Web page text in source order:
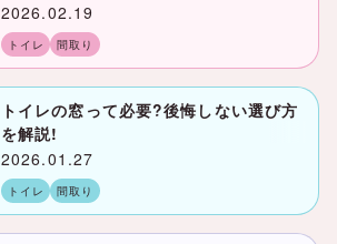
2026.02.19
トイレ 間取り
トイレの窓って必要?後悔しない選び方
を解説!
2026.01.27
トイレ 間取り